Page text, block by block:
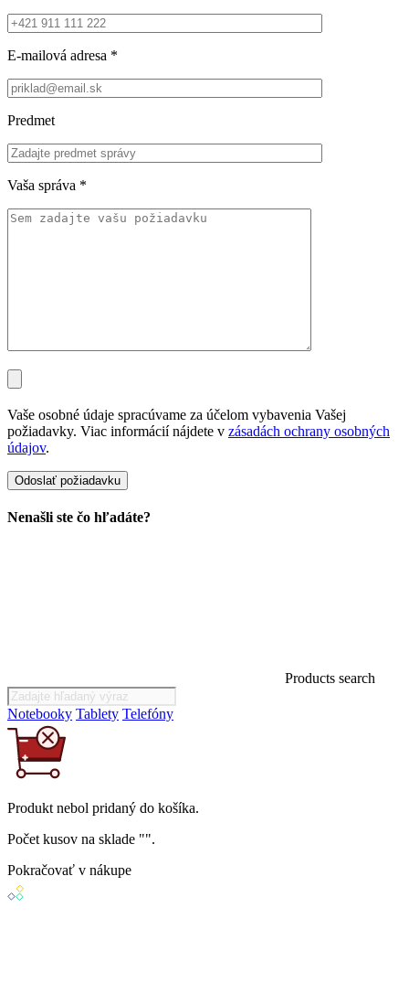
E-mailová adresa *
Predmet
Vaša správa *
Vaše osobné údaje spracúvame za účelom vybavenia Vašej
požiadavky. Viac informácií nájdete v zásadách ochrany osobných
údajov.
Nenašli ste čo hľadáte?
Products search
Notebooky Tablety Telefóny
Produkt nebol pridaný do košíka.
Počet kusov na sklade "".
Pokračovať v nákupe